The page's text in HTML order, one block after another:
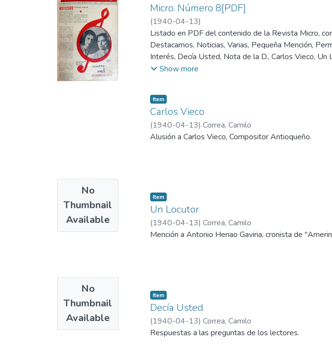
Micro. Número 8[PDF]
(1940-04-13)
Listado en PDF del contenido de la Revista Micro,
Destacamos, Noticias, Varias, Pequeña Mención,
Interés, Decía Usted, Nota de la D., Carlos Vieco,
Cambio de Programas en, Otro Concurso, Ahí
Show more
No
Thumbnail
Available
Item
Carlos Vieco
(1940-04-13) Correa, Camilo
Alusión a Carlos Vieco, Compositor Antioqueño.
No
Thumbnail
Available
Item
Un Locutor
(1940-04-13) Correa, Camilo
Mención a Antonio Henao Gaviria, cronista de
Item
Decía Usted
(1940-04-13) Correa, Camilo
Respuestas a las preguntas de los lectores.